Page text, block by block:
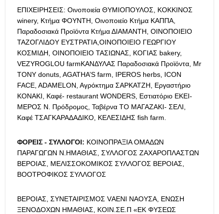
ΕΠΙΧΕΙΡΗΣΕΙΣ: Οινοποιεία ΘΥΜΙΟΠΟΥΛΟΣ, ΚΟΚΚΙΝΟΣ
winery, Κτήμα ΦΟΥΝΤΗ, Οινοποιείο Κτήμα ΚΑΠΠΑ,
Παραδοσιακά Προ­ϊόντα Κτήμα ΔΙΑΜΑΝΤΗ, ΟΙΝΟΠΟΙΕΙΟ
ΤΑΖΟΓΛΙΔΟΥ ΕΥΣΤΡΑΤΙΑ,ΟΙΝΟΠΟΙΕΙΟ ΓΕΩΡΓΙΟΥ
ΚΟΣΜΙΔΗ, ΟΙΝΟΠΟΙΕΙΟ ΤΑ­ΣΙΩΝΑΣ, ΚΟΓΙΑΣ bakery,
VEZYROGLOU farmΚΑΝΔΥΛΑΣ Παρα­δοσιακά Προϊόντα, Μr
TONY donuts, AGATHA’S farm, IPEROS herbs, ICON
FACE, ADAMELON, Aγρόκτημα ΣΑΡΚΑΤΖΗ, Εργα­στήριο
ΚΟΝΑΚΙ, Καφέ- restaurant WONDERS, Εστιατόριο ΕΚΕΙ­
ΜΕΡΟΣ Ν. Πρόδρομος, Ταβέρνα ΤΟ ΜΑΓΑΖΑΚΙ- ΣΕΛΙ,
Καφέ ΤΣΑΓΚΑΡΑΔΑΔΙΚΟ, ΚΕΛΕΣΙΔΗΣ fish farm.
ΦΟΡΕΙΣ - ΣΥΛΛΟΓΟΙ: ΚΟΙΝΟΠΡΑΞΙΑ ΟΜΑΔΩΝ
ΠΑΡΑΓΩΓΩΝ Ν.ΗΜΑΘΙΑΣ, ΣΥΛΛΟΓΟΣ ΖΑΧΑΡΟΠΛΑΣΤΩΝ
ΒΕΡΟΙΑΣ, ΜΕΛΙΣΣΟ­ΚΟΜΙΚΟΣ ΣΥΛΛΟΓΟΣ ΒΕΡΟΙΑΣ,
ΒΟΟΤΡΟΦΙΚΟΣ ΣΥΛΛΟΓΟΣ
ΒΕΡΟΙΑΣ, ΣΥΝΕΤΑΙΡΙΣΜΟΣ VΑΕΝΙ ΝΑΟΥΣΑ, ΕΝΩΣΗ
ΞΕΝΟΔΟ­ΧΩΝ ΗΜΑΘΙΑΣ, ΚΟΙΝ.ΣΕ.Π «ΕΚ ΦΥΣΕΩΣ